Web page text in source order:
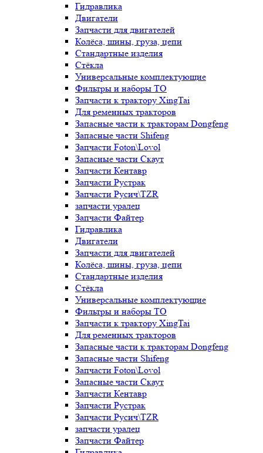
Гидравлика
Двигатели
Запчасти для двигателей
Колёса, шины, груза, цепи
Стандартные изделия
Стёкла
Универсальные комплектующие
Фильтры и наборы ТО
Запчасти к трактору XingTai
Для ременных тракторов
Запасные части к тракторам Dongfeng
Запасные части Shifeng
Запчасти Foton\Lovol
Запасные части Скаут
Запчасти Кентавр
Запчасти Рустрак
Запчасти Русич\TZR
запчасти уралец
Запчасти Файтер
Гидравлика
Двигатели
Запчасти для двигателей
Колёса, шины, груза, цепи
Стандартные изделия
Стёкла
Универсальные комплектующие
Фильтры и наборы ТО
Запчасти к трактору XingTai
Для ременных тракторов
Запасные части к тракторам Dongfeng
Запасные части Shifeng
Запчасти Foton\Lovol
Запасные части Скаут
Запчасти Кентавр
Запчасти Рустрак
Запчасти Русич\TZR
запчасти уралец
Запчасти Файтер